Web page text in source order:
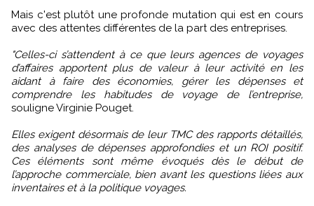
Mais c'est plutôt une profonde mutation qui est en cours
avec des attentes différentes de la part des entreprises.
"Celles-ci s’attendent à ce que leurs agences de voyages
d’affaires apportent plus de valeur à leur activité en les
aidant à faire des économies, gérer les dépenses et
comprendre les habitudes de voyage de l’entreprise,
souligne Virginie Pouget.
Elles exigent désormais de leur TMC des rapports détaillés,
des analyses de dépenses approfondies et un ROI positif.
Ces éléments sont même évoqués dès le début de
l’approche commerciale, bien avant les questions liées aux
inventaires et à la politique voyages.